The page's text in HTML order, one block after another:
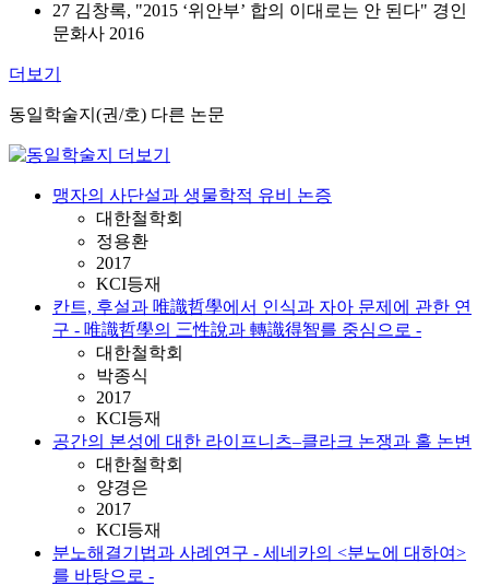
27 김창록, "2015 ‘위안부’ 합의 이대로는 안 된다" 경인
문화사 2016
더보기
동일학술지(권/호) 다른 논문
맹자의 사단설과 생물학적 유비 논증
대한철학회
정용환
2017
KCI등재
칸트, 후설과 唯識哲學에서 인식과 자아 문제에 관한 연
구 - 唯識哲學의 三性說과 轉識得智를 중심으로 -
대한철학회
박종식
2017
KCI등재
공간의 본성에 대한 라이프니츠–클라크 논쟁과 홀 논변
대한철학회
양경은
2017
KCI등재
분노해결기법과 사례연구 - 세네카의 <분노에 대하여>
를 바탕으로 -